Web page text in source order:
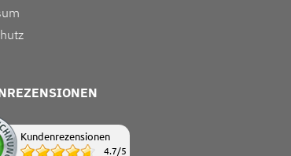
Kundenrezensionen
4.7/5